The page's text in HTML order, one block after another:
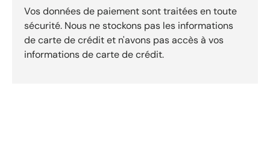
Vos données de paiement sont traitées en toute
sécurité. Nous ne stockons pas les informations
de carte de crédit et n'avons pas accès à vos
informations de carte de crédit.